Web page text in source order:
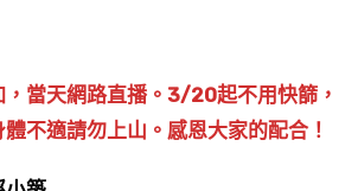
當天網路直播。3/20起不用快篩，
不適請勿上山。感恩大家的配合！